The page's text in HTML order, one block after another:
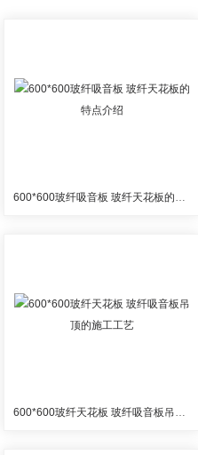
600*600玻纤吸音板 玻纤天花板的特点介绍
600*600玻纤天花板 玻纤吸音板吊顶的施工工艺